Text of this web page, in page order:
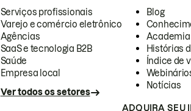
Serviços profissionais
Varejo e comércio eletrônico
Agências
SaaS e tecnologia B2B
Saúde
Empresa local
Ver todos os setores
Blog
Academia
Histórias
Índice de
Notícias
ADQUIRA SEU